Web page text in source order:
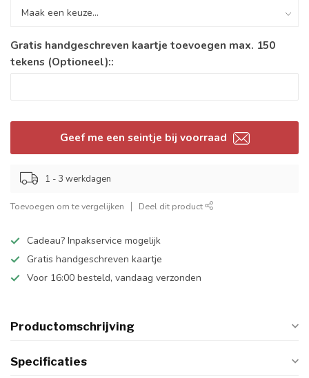
Gratis handgeschreven kaartje toevoegen max. 150
tekens (Optioneel)::
Geef me een seintje bij voorraad
1 - 3 werkdagen
Toevoegen om te vergelijken Deel dit product
Cadeau? Inpakservice mogelijk
Gratis handgeschreven kaartje
Voor 16:00 besteld, vandaag verzonden
Productomschrijving
Specificaties